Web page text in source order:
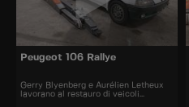
Peugeot 106 Rallye
Gerry Blyenberg e Aurélien Letheux
lavorano al restauro di veicoli